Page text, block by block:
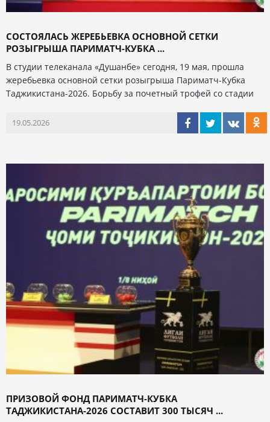
СОСТОЯЛАСЬ ЖЕРЕБЬЕВКА ОСНОВНОЙ СЕТКИ
РОЗЫГРЫША ПАРИМАТЧ-КУБКА ...
В студии телеканала «Душанбе» сегодня, 19 мая, прошла
жеребьевка основной сетки розыгрыша Париматч-Кубка
Таджикистана-2026. Борьбу за почетный трофей со стадии
19.05.2026
ПРИЗОВОЙ ФОНД ПАРИМАТЧ-КУБКА
ТАДЖИКИСТАНА-2026 СОСТАВИТ 300 ТЫСЯЧ ...